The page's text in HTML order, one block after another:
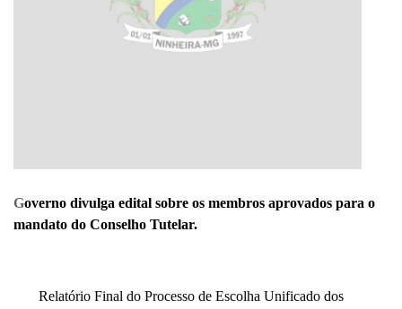
Governo divulga edital sobre os membros aprovados para o
mandato do Conselho Tutelar.
Relatório Final do Processo de Escolha Unificado dos